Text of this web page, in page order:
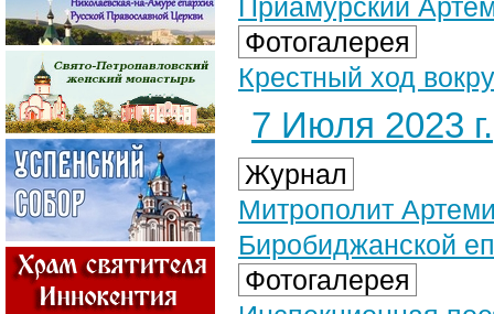
Приамурский
Фотогалерея
Крестный ход
7 Июля 2023 г.
Журнал
Митрополит
Биробиджанской
Фотогалерея